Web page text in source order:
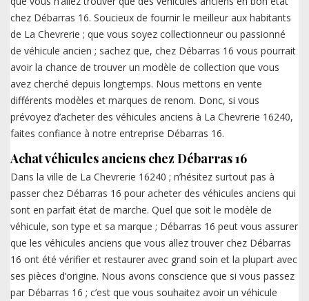
chez Débarras 16. Soucieux de fournir le meilleur aux habitants
de La Chevrerie ; que vous soyez collectionneur ou passionné
de véhicule ancien ; sachez que, chez Débarras 16 vous pourrait
avoir la chance de trouver un modèle de collection que vous
avez cherché depuis longtemps. Nous mettons en vente
différents modèles et marques de renom. Donc, si vous
prévoyez d’acheter des véhicules anciens à La Chevrerie 16240,
faites confiance à notre entreprise Débarras 16.
Achat véhicules anciens chez Débarras 16
Dans la ville de La Chevrerie 16240 ; n’hésitez surtout pas à
passer chez Débarras 16 pour acheter des véhicules anciens qui
sont en parfait état de marche. Quel que soit le modèle de
véhicule, son type et sa marque ; Débarras 16 peut vous assurer
que les véhicules anciens que vous allez trouver chez Débarras
16 ont été vérifier et restaurer avec grand soin et la plupart avec
ses pièces d’origine. Nous avons conscience que si vous passez
par Débarras 16 ; c’est que vous souhaitez avoir un véhicule